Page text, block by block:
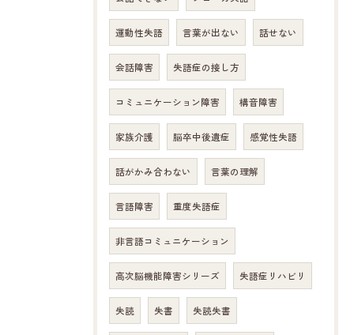
運動性失語 言葉が出ない 話せない
会話障害 失語症の接し方
コミュニケーション障害 構音障害
家族介護 脳卒中後遺症 感覚性失語
話がかみ合わない 言葉の理解
言語障害 重度失語症
非言語コミュニケーション
高次脳機能障害シリーズ 失語症リハビリ
失読 失書 失読失書